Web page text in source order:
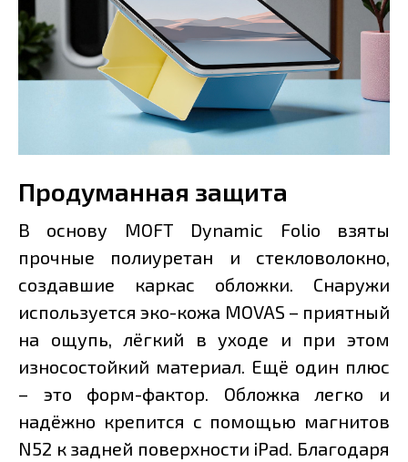
Продуманная защита
В основу MOFT Dynamic Folio взяты
прочные полиуретан и стекловолокно,
создавшие каркас обложки. Снаружи
используется эко-кожа MOVAS – приятный
на ощупь, лёгкий в уходе и при этом
износостойкий материал. Ещё один плюс
– это форм-фактор. Обложка легко и
надёжно крепится с помощью магнитов
N52 к задней поверхности iPad. Благодаря